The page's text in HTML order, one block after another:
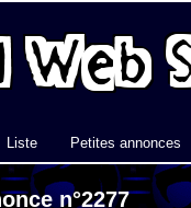
Liste Petites annonces
n°2277